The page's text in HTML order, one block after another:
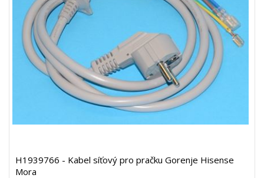
H1939766 - Kabel síťový pro pračku Gorenje Hisense
Mora